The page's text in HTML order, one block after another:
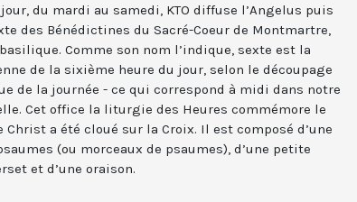
du mardi au samedi, KTO diffuse l’Angelus puis
des Bénédictines du Sacré-Coeur de Montmartre,
Comme son nom l’indique, sexte est la
de la sixième heure du jour, selon le découpage
de la journée - ce qui correspond à midi dans notre
Cet office la liturgie des Heures commémore le
Christ a été cloué sur la Croix. Il est composé d’une
(ou morceaux de psaumes), d’une petite
et d’une oraison.